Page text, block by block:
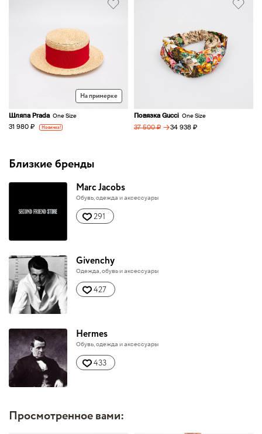
На примерке
Шляпа Prada One Size
31 980 ₽ Новинка!
Повязка Gucci One Size
37 500 ₽ → 34 938 ₽
Близкие бренды
Marc Jacobs
Обувь, одежда и аксессуары
291
Givenchy
Одежда, обувь и аксессуары
427
Hermes
Обувь, одежда и аксессуары
433
Просмотренное вами: